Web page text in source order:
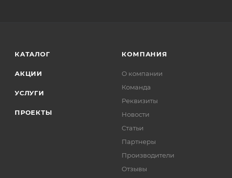
КАТАЛОГ
АКЦИИ
УСЛУГИ
ПРОЕКТЫ
КОМПАНИЯ
О компании
Команда
Реквизиты
Новости
Статьи
Партнеры
Производители
Отзывы